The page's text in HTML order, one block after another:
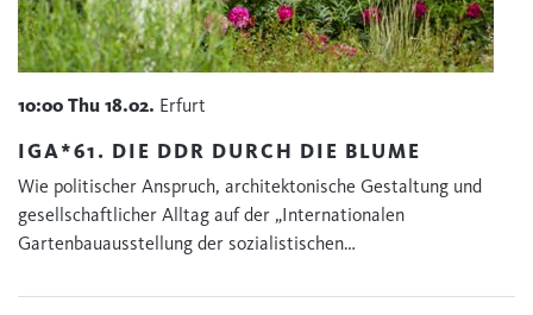
10:00 Thu 18.02. Erfurt
IGA*61. DIE DDR DURCH DIE BLUME
Wie politischer Anspruch, architektonische Gestaltung und
gesellschaftlicher Alltag auf der „Internationalen
Gartenbauausstellung der sozialistischen…